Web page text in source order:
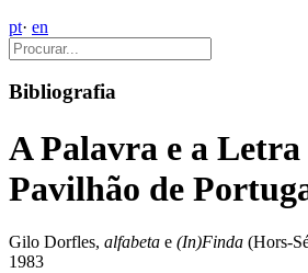
pt· en
Bibliografia
A Palavra e a Letra
Pavilhão de
Gilo Dorfles, alfabeta e (In)Finda (Hors-
1983